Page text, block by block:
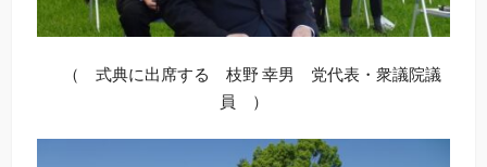
（ 式典に出席する 枝野 幸男 党代表・衆議院議
員 ）